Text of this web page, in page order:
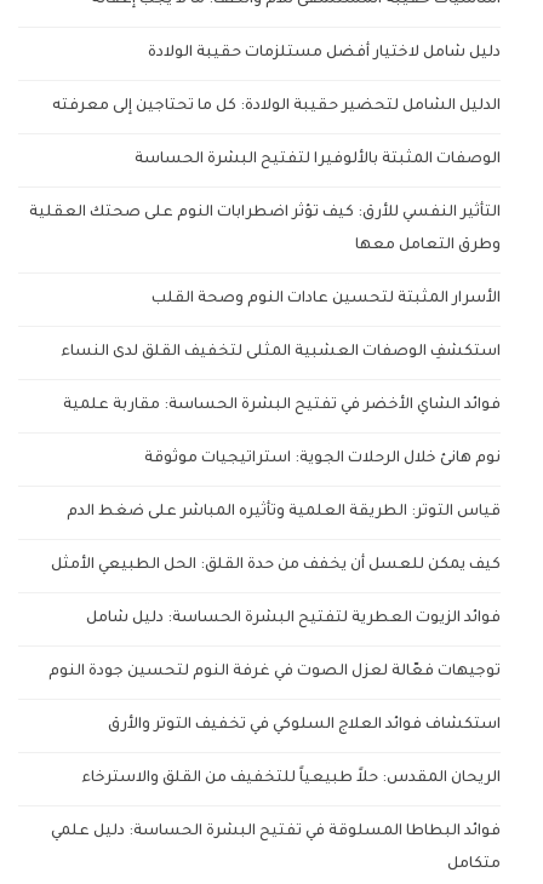
دليل شامل لاختيار أفضل مستلزمات حقيبة الولادة
الدليل الشامل لتحضير حقيبة الولادة: كل ما تحتاجين إلى معرفته
الوصفات المثبتة بالألوفيرا لتفتيح البشرة الحساسة
التأثير النفسي للأرق: كيف تؤثر اضطرابات النوم على صحتك العقلية
وطرق التعامل معها
الأسرار المثبتة لتحسين عادات النوم وصحة القلب
استكشفِ الوصفات العشبية المثلى لتخفيف القلق لدى النساء
فوائد الشاي الأخضر في تفتيح البشرة الحساسة: مقاربة علمية
نوم هانئ خلال الرحلات الجوية: استراتيجيات موثوقة
قياس التوتر: الطريقة العلمية وتأثيره المباشر على ضغط الدم
كيف يمكن للعسل أن يخفف من حدة القلق: الحل الطبيعي الأمثل
فوائد الزيوت العطرية لتفتيح البشرة الحساسة: دليل شامل
توجيهات فعّالة لعزل الصوت في غرفة النوم لتحسين جودة النوم
استكشاف فوائد العلاج السلوكي في تخفيف التوتر والأرق
الريحان المقدس: حلاً طبيعياً للتخفيف من القلق والاسترخاء
فوائد البطاطا المسلوقة في تفتيح البشرة الحساسة: دليل علمي
متكامل